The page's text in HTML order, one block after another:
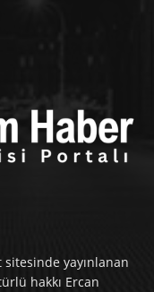
yayınlanan
hakkı Ercan